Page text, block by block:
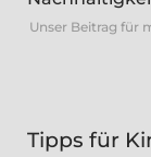
Unser Beitrag für
Tipps für